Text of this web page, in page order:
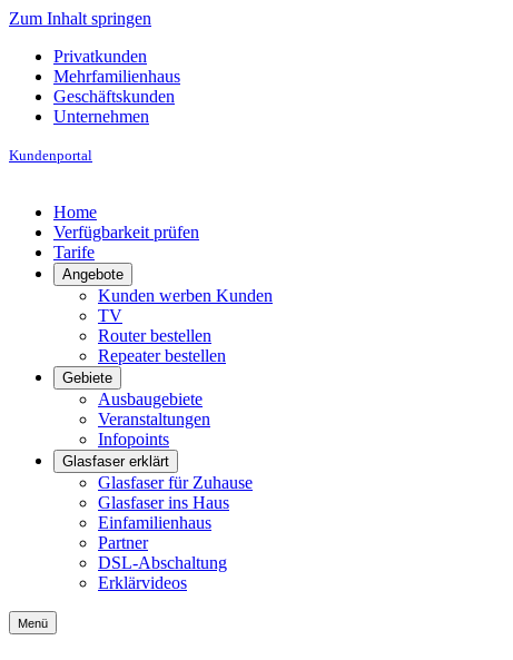
Zum Inhalt springen
Privatkunden
Mehrfamilienhaus
Geschäftskunden
Unternehmen
Kunden­portal
Home
Verfügbarkeit prüfen
Tarife
Angebote
Kunden werben Kunden
TV
Router bestellen
Repeater bestellen
Gebiete
Ausbaugebiete
Veranstaltungen
Infopoints
Glasfaser erklärt
Glasfaser für Zuhause
Glasfaser ins Haus
Einfamilienhaus
Partner
DSL-Abschaltung
Erklärvideos
Menü